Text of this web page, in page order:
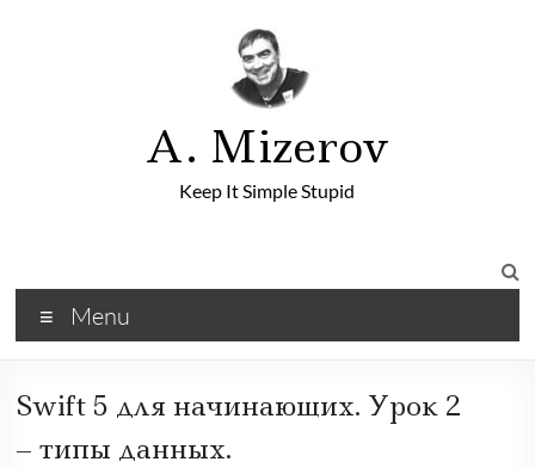
A. Mizerov
Keep It Simple Stupid
Menu
Swift 5 для начинающих. Урок 2
– типы данных.